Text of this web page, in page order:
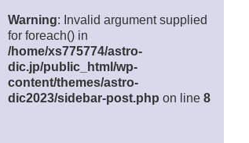
Warning: Invalid argument supplied
for foreach() in
/home/xs775774/astro-
dic.jp/public_html/wp-
content/themes/astro-
dic2023/sidebar-post.php on line 8